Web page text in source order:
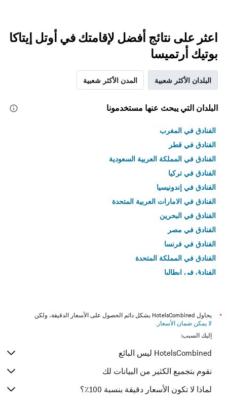
اعثر على نتائج أفضل لإقامتك في أوتل إيتاكا
بوتيك أرتميسا
البلدان الأكثر شعبية المدن الأكثر شعبية
البلدان التي يبحث عنها مستخدمونا
الفنادق في المغرب
الفنادق في قطر
الفنادق في المملكة العربية السعودية
الفنادق في تركيا
الفنادق في إندونيسيا
الفنادق في الامارات العربية المتحدة
الفنادق في البحرين
الفنادق في مصر
الفنادق في فرنسا
الفنادق في المملكة المتحدة
الفنادق في إيطاليا
*
يحاول HotelsCombined بشكل دائم الحصول على الأسعار الدقيقة، ولكن
لا يمكن ضمان الأسعار .
إليك السبب:
HotelsCombined ليس البائع
نقوم بتجميع الكثير من البيانات لك
لماذا لا تكون الأسعار دقيقة بنسبة 100٪؟